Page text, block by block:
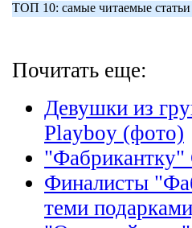
ТОП 10: самые читаемые статьи
Почитать еще:
Девушки из
Playboy (фото)
"Фабрикантку"
Финалисты
теми